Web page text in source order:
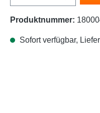
Produktnummer:
Sofort verfügbar,